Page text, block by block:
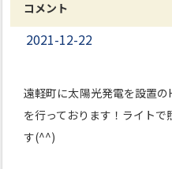
コメント
2021-12-22
遠軽町に太陽光発電を設置
を行っております！ライト
す(^^)